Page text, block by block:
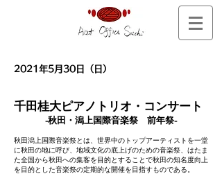
2021年5月30日（日）
千田桂大ピアノトリオ・コンサート
-秋田・潟上国際音楽祭 前年祭-
秋田潟上国際音楽祭とは、世界中のトップアーティストを一堂
に秋田の地に呼び、地域文化の底上げのための音楽祭、はたま
た全国から秋田への集客を目的とすることで秋田の知名度向上
を目的とした音楽祭の定期的な開催を目指すものである。